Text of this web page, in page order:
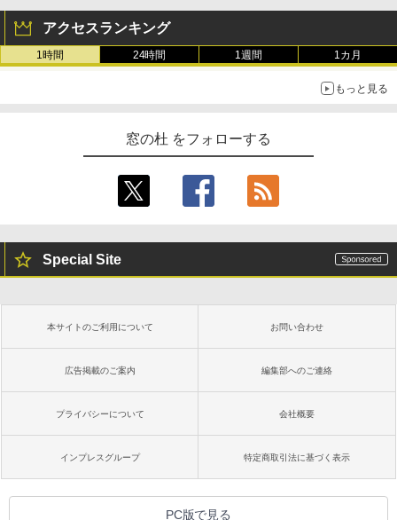
アクセスランキング
1時間 24時間 1週間 1カ月
もっと見る
窓の杜 をフォローする
Special Site
本サイトのご利用について お問い合わせ
広告掲載のご案内 編集部へのご連絡
プライバシーについて 会社概要
インプレスグループ 特定商取引法に基づく表示
PC版で見る